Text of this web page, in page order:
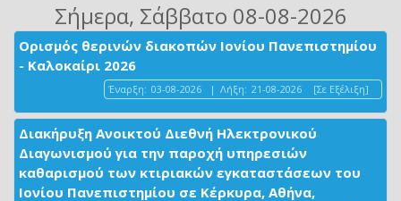
Σήμερα, Σάββατο 08-08-2026
Ορισμός θερινών διακοπών Ιονίου Πανεπιστημίου
- Καλοκαίρι 2026
Έναρξη: 03-08-2026 | Λήξη: 21-08-2026 [Σε Εξέλιξη]
Διακήρυξη Ανοικτού Διεθνή Ηλεκτρονικού
Διαγωνισμού για την παροχή υπηρεσιών
καθαρισμού των κτιριακών εγκαταστάσεων του
Ιονίου Πανεπιστημίου σε Κέρκυρα, Αθήνα,